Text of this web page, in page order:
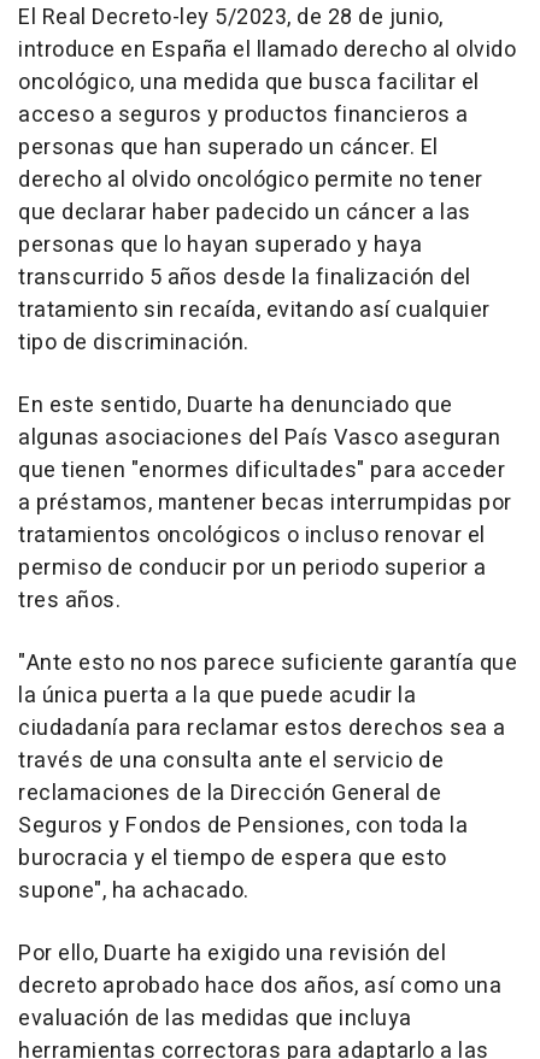
El Real Decreto-ley 5/2023, de 28 de junio,
introduce en España el llamado derecho al olvido
oncológico, una medida que busca facilitar el
acceso a seguros y productos financieros a
personas que han superado un cáncer. El
derecho al olvido oncológico permite no tener
que declarar haber padecido un cáncer a las
personas que lo hayan superado y haya
transcurrido 5 años desde la finalización del
tratamiento sin recaída, evitando así cualquier
tipo de discriminación.
En este sentido, Duarte ha denunciado que
algunas asociaciones del País Vasco aseguran
que tienen "enormes dificultades" para acceder
a préstamos, mantener becas interrumpidas por
tratamientos oncológicos o incluso renovar el
permiso de conducir por un periodo superior a
tres años.
"Ante esto no nos parece suficiente garantía que
la única puerta a la que puede acudir la
ciudadanía para reclamar estos derechos sea a
través de una consulta ante el servicio de
reclamaciones de la Dirección General de
Seguros y Fondos de Pensiones, con toda la
burocracia y el tiempo de espera que esto
supone", ha achacado.
Por ello, Duarte ha exigido una revisión del
decreto aprobado hace dos años, así como una
evaluación de las medidas que incluya
herramientas correctoras para adaptarlo a las